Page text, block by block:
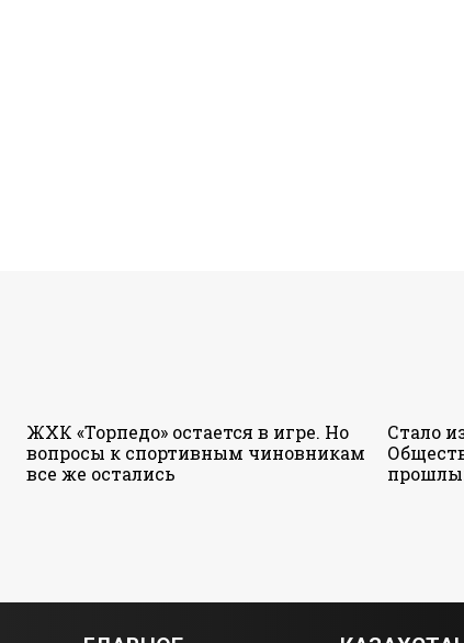
ЖХК «Торпедо» остается в игре. Но
вопросы к спортивным чиновникам
все же остались
Стало